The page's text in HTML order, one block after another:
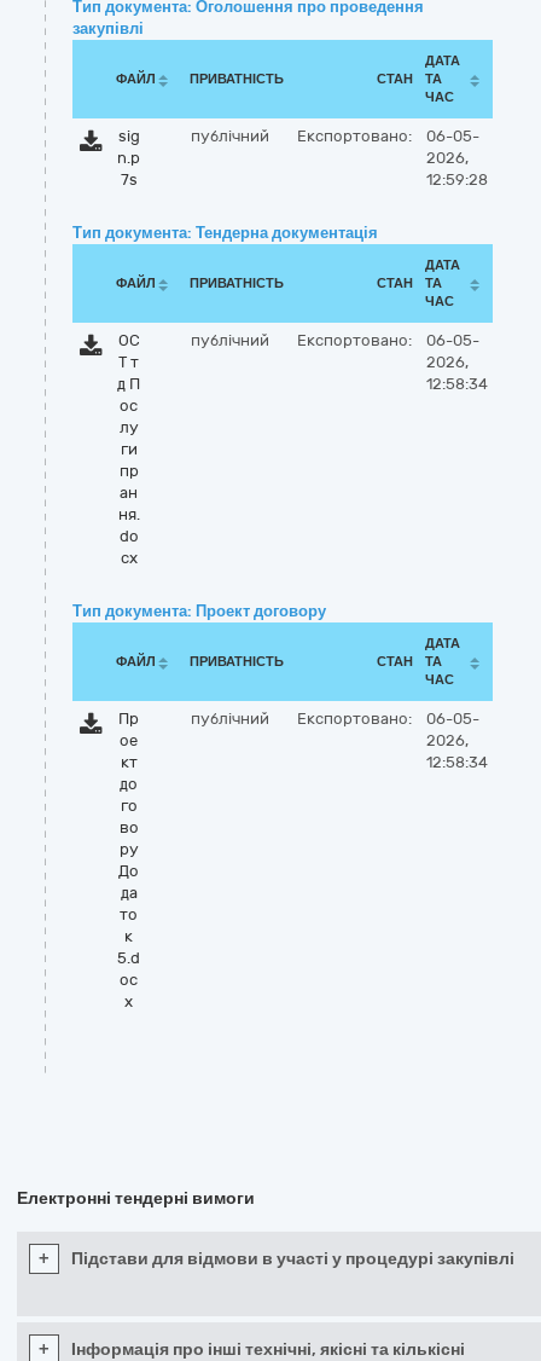
Тип документа: Оголошення про проведення
закупівлі
ФАЙЛ ПРИВАТНІСТЬ СТАН
ДАТА
ТА
ЧАС
sig
n.p
7s
публічний Експортовано:
06-05-
2026,
12:59:28
Тип документа: Тендерна документація
ФАЙЛ ПРИВАТНІСТЬ СТАН
ДАТА
ТА
ЧАС
ОС
Т т
д П
ос
лу
ги
пр
ан
ня.
do
cx
публічний Експортовано:
06-05-
2026,
12:58:34
Тип документа: Проект договору
ФАЙЛ ПРИВАТНІСТЬ СТАН
ДАТА
ТА
ЧАС
Пр
ое
кт
до
го
во
ру
До
да
то
к
5.d
oc
x
публічний Експортовано:
06-05-
2026,
12:58:34
Електронні тендерні вимоги
+ Підстави для відмови в участі у процедурі закупівлі
+
Інформація про інші технічні, якісні та кількісні